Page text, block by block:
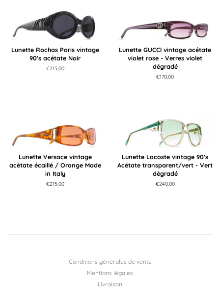
Lunette Rochas Paris vintage
90's acétate Noir
Prix
€215,00
Lunette GUCCI vintage acétate
violet rose - Verres violet
dégradé
Prix
€170,00
Lunette Versace vintage
acétate écaillé / Orange Made
in Italy
Prix
€215,00
Lunette Lacoste vintage 90's
Acétate transparent/vert - Vert
dégradé
Prix
€240,00
Conditions générales de vente
Mentions légales
Livraison